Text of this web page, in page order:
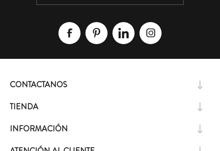
CONTACTANOS
TIENDA
INFORMACIÓN